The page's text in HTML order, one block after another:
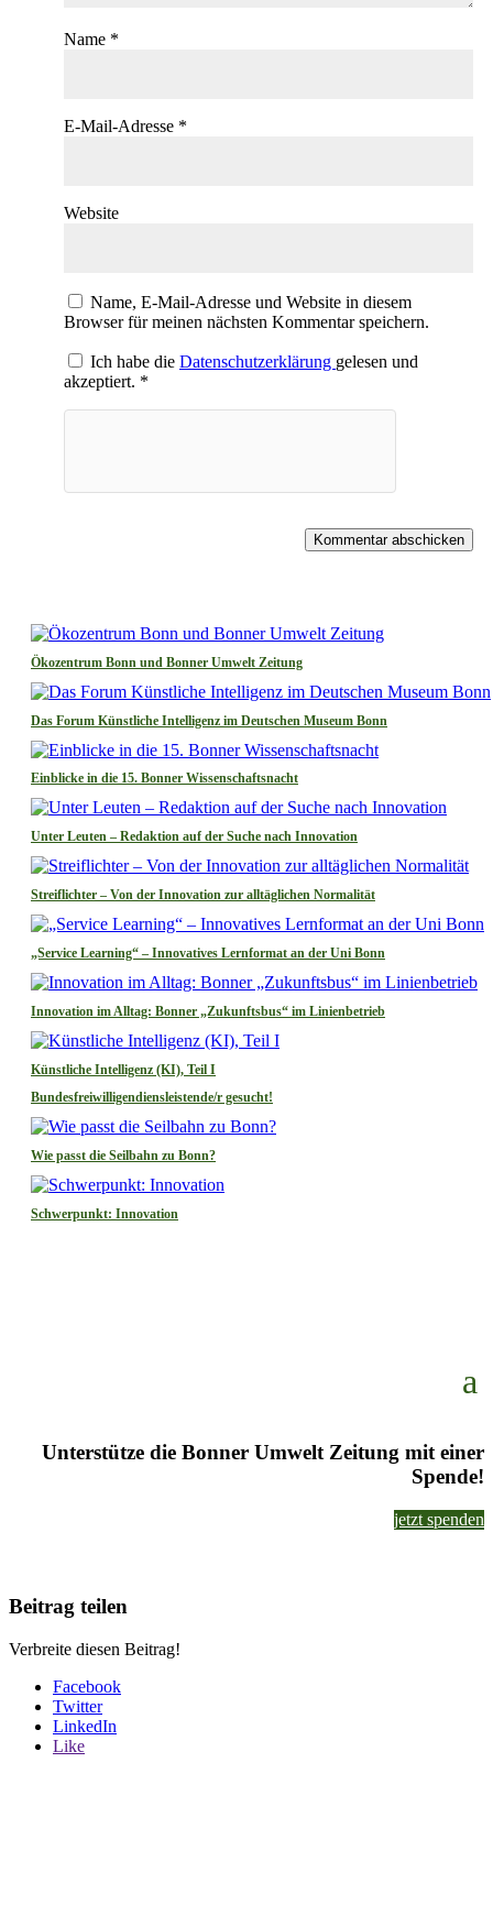
Name *
E-Mail-Adresse *
Website
Name, E-Mail-Adresse und Website in diesem
Browser für meinen nächsten Kommentar speichern.
Ich habe die Datenschutzerklärung gelesen und
akzeptiert. *
Kommentar abschicken
Ökozentrum Bonn und Bonner Umwelt Zeitung
Das Forum Künstliche Intelligenz im Deutschen Museum Bonn
Einblicke in die 15. Bonner Wissenschaftsnacht
Unter Leuten – Redaktion auf der Suche nach Innovation
Streiflichter – Von der Innovation zur alltäglichen Normalität
„Service Learning“ – Innovatives Lernformat an der Uni Bonn
Innovation im Alltag: Bonner „Zukunftsbus“ im Linienbetrieb
Künstliche Intelligenz (KI), Teil I
Bundesfreiwilligendiensleistende/r gesucht!
Wie passt die Seilbahn zu Bonn?
Schwerpunkt: Innovation
Unterstütze die Bonner Umwelt Zeitung mit einer
Spende!
jetzt spenden
Beitrag teilen
Verbreite diesen Beitrag!
Facebook
Twitter
LinkedIn
Like